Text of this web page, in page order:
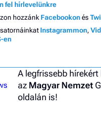
fel hírlevelünkre
hozzánk Facebookonés
Instagrammon,
en
A legfrissebb
az Magyar Nemzet
oldalán is!